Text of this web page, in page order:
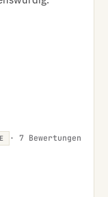
· 7 Bewertungen